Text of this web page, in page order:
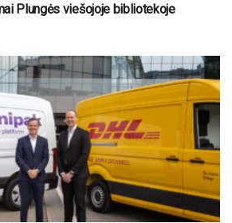
Plungės viešojoje bibliotekoje